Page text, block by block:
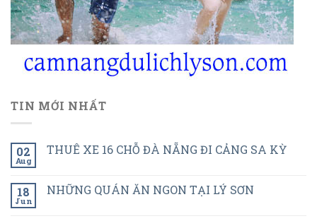
TIN MỚI NHẤT
02
Aug
THUÊ XE 16 CHỖ ĐÀ NẴNG ĐI CẢNG SA KỲ
18
Jun
NHỮNG QUÁN ĂN NGON TẠI LÝ SƠN